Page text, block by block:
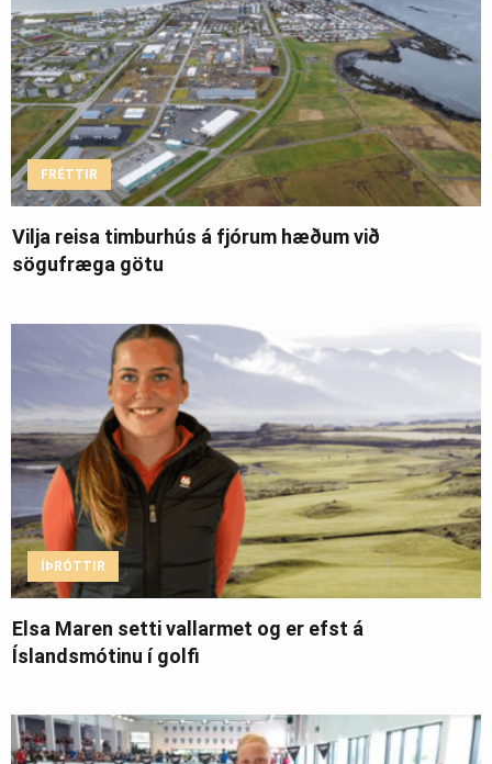
FRÉTTIR
Vilja reisa timburhús á fjórum hæðum við
sögufræga götu
ÍÞRÓTTIR
Elsa Maren setti vallarmet og er efst á
Íslandsmótinu í golfi